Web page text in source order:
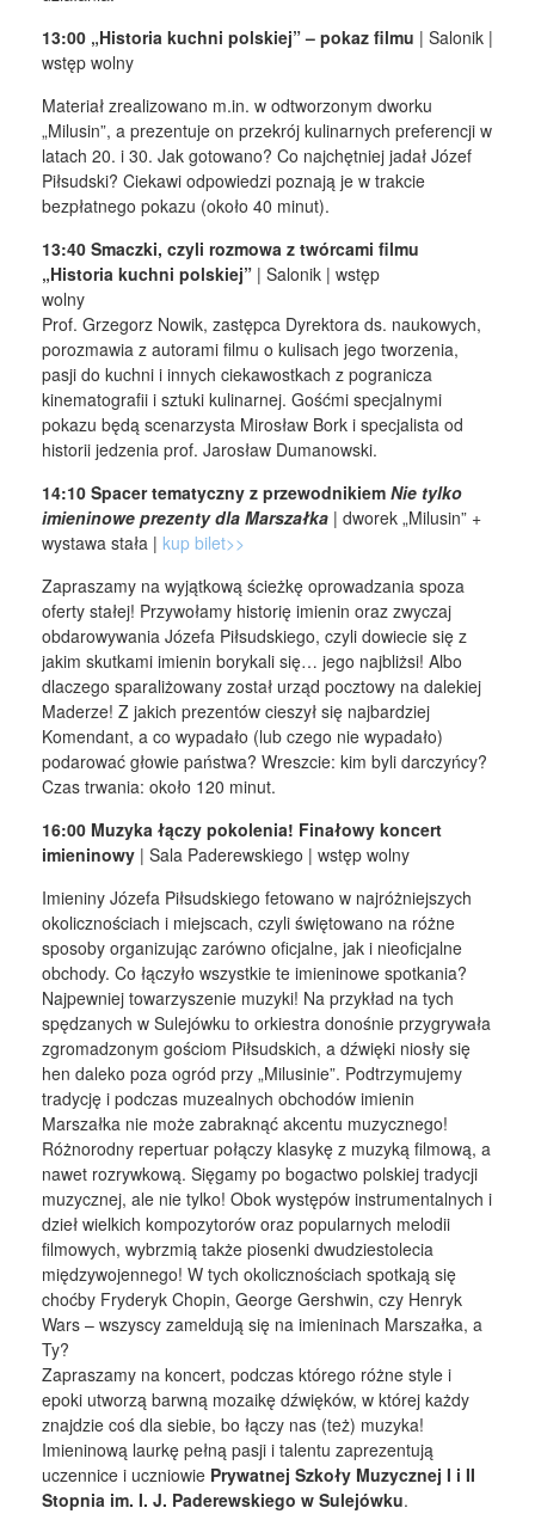
13:00 „Historia kuchni polskiej” – pokaz filmu | Salonik |
wstęp wolny
Materiał zrealizowano m.in. w odtworzonym dworku
„Milusin”, a prezentuje on przekrój kulinarnych preferencji w
latach 20. i 30. Jak gotowano? Co najchętniej jadał Józef
Piłsudski? Ciekawi odpowiedzi poznają je w trakcie
bezpłatnego pokazu (około 40 minut).
13:40 Smaczki, czyli rozmowa z twórcami filmu
„Historia kuchni polskiej” | Salonik | wstęp
wolny
Prof. Grzegorz Nowik, zastępca Dyrektora ds. naukowych,
porozmawia z autorami filmu o kulisach jego tworzenia,
pasji do kuchni i innych ciekawostkach z pogranicza
kinematografii i sztuki kulinarnej. Gośćmi specjalnymi
pokazu będą scenarzysta Mirosław Bork i specjalista od
historii jedzenia prof. Jarosław Dumanowski.
14:10 Spacer tematyczny z przewodnikiem Nie tylko
imieninowe prezenty dla Marszałka | dworek „Milusin” +
wystawa stała | kup bilet>>
Zapraszamy na wyjątkową ścieżkę oprowadzania spoza
oferty stałej! Przywołamy historię imienin oraz zwyczaj
obdarowywania Józefa Piłsudskiego, czyli dowiecie się z
jakim skutkami imienin borykali się… jego najbliżsi! Albo
dlaczego sparaliżowany został urząd pocztowy na dalekiej
Maderze! Z jakich prezentów cieszył się najbardziej
Komendant, a co wypadało (lub czego nie wypadało)
podarować głowie państwa? Wreszcie: kim byli darczyńcy?
Czas trwania: około 120 minut.
16:00 Muzyka łączy pokolenia! Finałowy koncert
imieninowy | Sala Paderewskiego | wstęp wolny
Imieniny Józefa Piłsudskiego fetowano w najróżniejszych
okolicznościach i miejscach, czyli świętowano na różne
sposoby organizując zarówno oficjalne, jak i nieoficjalne
obchody. Co łączyło wszystkie te imieninowe spotkania?
Najpewniej towarzyszenie muzyki! Na przykład na tych
spędzanych w Sulejówku to orkiestra donośnie przygrywała
zgromadzonym gościom Piłsudskich, a dźwięki niosły się
hen daleko poza ogród przy „Milusinie”. Podtrzymujemy
tradycję i podczas muzealnych obchodów imienin
Marszałka nie może zabraknąć akcentu muzycznego!
Różnorodny repertuar połączy klasykę z muzyką filmową, a
nawet rozrywkową. Sięgamy po bogactwo polskiej tradycji
muzycznej, ale nie tylko! Obok występów instrumentalnych i
dzieł wielkich kompozytorów oraz popularnych melodii
filmowych, wybrzmią także piosenki dwudziestolecia
międzywojennego! W tych okolicznościach spotkają się
choćby Fryderyk Chopin, George Gershwin, czy Henryk
Wars – wszyscy zameldują się na imieninach Marszałka, a
Ty?
Zapraszamy na koncert, podczas którego różne style i
epoki utworzą barwną mozaikę dźwięków, w której każdy
znajdzie coś dla siebie, bo łączy nas (też) muzyka!
Imieninową laurkę pełną pasji i talentu zaprezentują
uczennice i uczniowie Prywatnej Szkoły Muzycznej I i II
Stopnia im. I. J. Paderewskiego w Sulejówku.